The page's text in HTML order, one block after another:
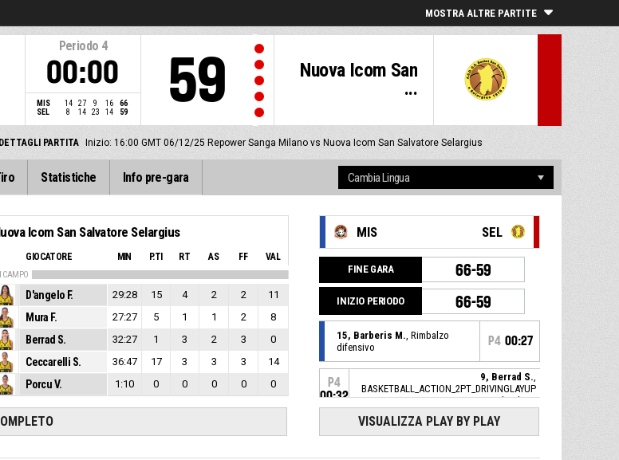
MOSTRA ALTRE PARTITE
Periodo 4
00:00
MIS 14 27 9 16
66
SEL
8 14 23 14 59
Nuova Icom San
...
59
DETTAGLI PARTITA Inizio: 16:00 GMT 06/12/25 Repower Sanga Milano vs Nuova Icom San Salvatore Selargius
Statistiche Info pre-gara
Icom San Salvatore Selargius
GIOCATORE MIN P.TI RT AS FF VAL
CAMPO
D'angelo F. 29:28 15 4 2 2
11
Mura F. 27:27 5 1 1 2
8
Berrad S. 32:27 1 3 2 3
0
Ceccarelli S. 36:47 17 3 3 3
14
Porcu V. 1:10 0 0 0 0 0
MIS SEL
FINE GARA 66-59
INIZIO PERIODO 66-59
15, Barberis M., Rimbalzo
difensivo
P4 00:27
P4
00:32
9, Berrad S.,
BASKETBALL_ACTION_2PT_DRIVINGLAYUP
sbagliato
P400:39
VISUALIZZA PLAY BY PLAY